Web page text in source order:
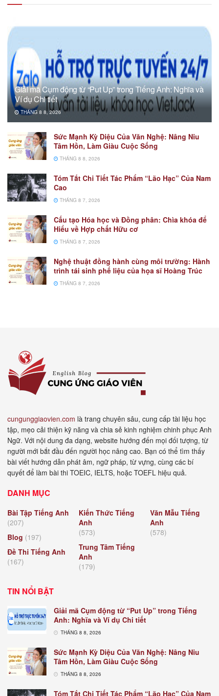
Giải mã Cụm động từ “Put Up” trong Tiếng Anh: Nghĩa và
Ví dụ Chi tiết
THÁNG 8 8, 2026
Sức Mạnh Kỳ Diệu Của Văn Nghệ: Nâng Niu
Tâm Hồn, Làm Giàu Cuộc Sống
THÁNG 8 8, 2026
Tóm Tắt Chi Tiết Tác Phẩm “Lão Hạc” Của Nam
Cao
THÁNG 8 7, 2026
Cấu tạo Hóa học và Đồng phân: Chìa khóa để
Hiểu về Hợp chất Hữu cơ
THÁNG 8 7, 2026
Nghệ thuật đồng hành cùng môi trường: Hành
trình tái sinh phế liệu của họa sĩ Hoàng Trúc
THÁNG 8 7, 2026
cungunggiaovien.com là trang chuyên sâu, cung cấp tài liệu học
tập, mẹo cải thiện kỹ năng và chia sẻ kinh nghiệm chinh phục Anh
Ngữ. Với nội dung đa dạng, website hướng đến mọi đối tượng, từ
người mới bắt đầu đến người học nâng cao. Bạn có thể tìm thấy
bài viết hướng dẫn phát âm, ngữ pháp, từ vựng, cùng các bí
quyết để làm bài thi TOEIC, IELTS, hoặc TOEFL hiệu quả.
DANH MỤC
Bài Tập Tiếng Anh
(207)
Blog (197)
Đề Thi Tiếng Anh
(167)
Kiến Thức Tiếng
Anh
(573)
Trung Tâm Tiếng
Anh
(179)
Văn Mẫu Tiếng
Anh
(578)
TIN NỔI BẬT
Giải mã Cụm động từ “Put Up” trong Tiếng
Anh: Nghĩa và Ví dụ Chi tiết
THÁNG 8 8, 2026
Sức Mạnh Kỳ Diệu Của Văn Nghệ: Nâng Niu
Tâm Hồn, Làm Giàu Cuộc Sống
THÁNG 8 8, 2026
Tóm Tắt Chi Tiết Tác Phẩm “Lão Hạc” Của Nam